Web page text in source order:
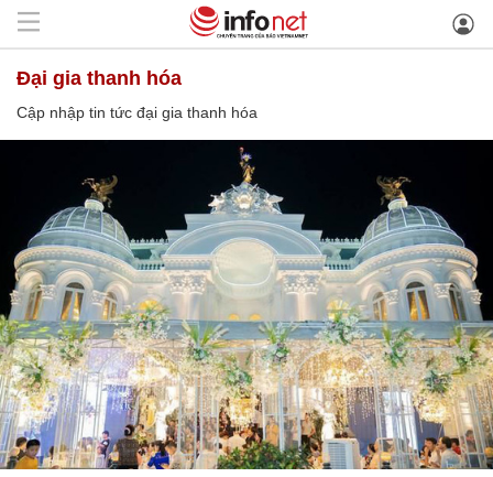
đại gia thanh hóa
Cập nhập tin tức đại gia thanh hóa